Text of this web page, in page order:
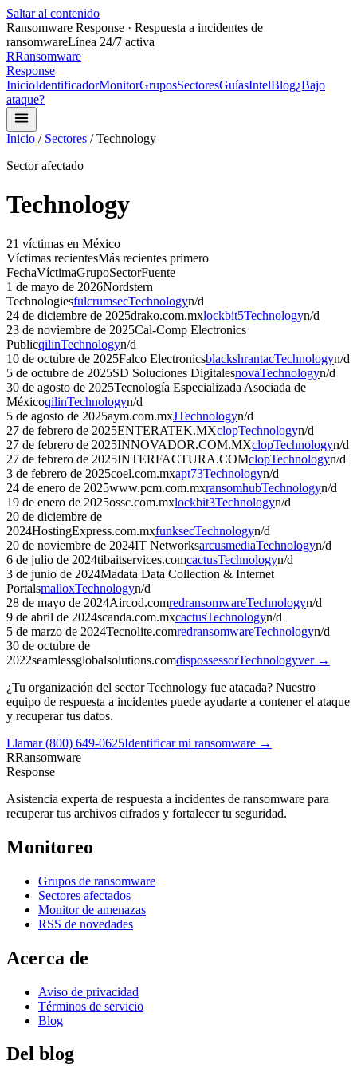
Saltar al contenido
Ransomware Response · Respuesta a incidentes de
ransomwareLínea 24/7 activa
RRansomware
Response
InicioIdentificadorMonitorGruposSectoresGuíasIntelBlog¿Bajo
ataque?
Inicio / Sectores /Technology
Sector afectado
Technology
21 víctimas en México
Víctimas recientesMás recientes primero
FechaVíctimaGrupoSectorFuente
1 de mayo de 2026Nordstern
TechnologiesfulcrumsecTechnologyn/d
24 de diciembre de 2025drako.com.mxlockbit5Technologyn/d
23 de noviembre de 2025Cal-Comp Electronics
PublicqilinTechnologyn/d
10 de octubre de 2025Falco ElectronicsblackshrantacTechnologyn/d
5 de octubre de 2025SD Soluciones DigitalesnovaTechnologyn/d
30 de agosto de 2025Tecnología Especializada Asociada de
MéxicoqilinTechnologyn/d
5 de agosto de 2025aym.com.mxJTechnologyn/d
27 de febrero de 2025ENTERATEK.MXclopTechnologyn/d
27 de febrero de 2025INNOVADOR.COM.MXclopTechnologyn/d
27 de febrero de 2025INTERFACTURA.COMclopTechnologyn/d
3 de febrero de 2025coel.com.mxapt73Technologyn/d
24 de enero de 2025www.pcm.com.mxransomhubTechnologyn/d
19 de enero de 2025ossc.com.mxlockbit3Technologyn/d
20 de diciembre de
2024HostingExpress.com.mxfunksecTechnologyn/d
20 de noviembre de 2024IT NetworksarcusmediaTechnologyn/d
6 de julio de 2024tibaitservices.comcactusTechnologyn/d
3 de junio de 2024Madata Data Collection & Internet
PortalsmalloxTechnologyn/d
28 de mayo de 2024Aircod.comredransomwareTechnologyn/d
9 de abril de 2024scanda.com.mxcactusTechnologyn/d
5 de marzo de 2024Tecnolite.comredransomwareTechnologyn/d
30 de octubre de
2022seamlessglobalsolutions.comdispossessorTechnologyver →
¿Tu organización del sectorTechnology fue atacada? Nuestro
equipo de respuesta a incidentes puede ayudarte a contener el ataque
y recuperar tus datos.
Llamar(800) 649-0625Identificar mi ransomware →
RRansomware
Response
Asistencia experta de respuesta a incidentes de ransomware para
recuperar tus archivos cifrados y fortalecer tu seguridad.
Monitoreo
Grupos de ransomware
Sectores afectados
Monitor de amenazas
RSS de novedades
Acerca de
Aviso de privacidad
Términos de servicio
Blog
Del blog